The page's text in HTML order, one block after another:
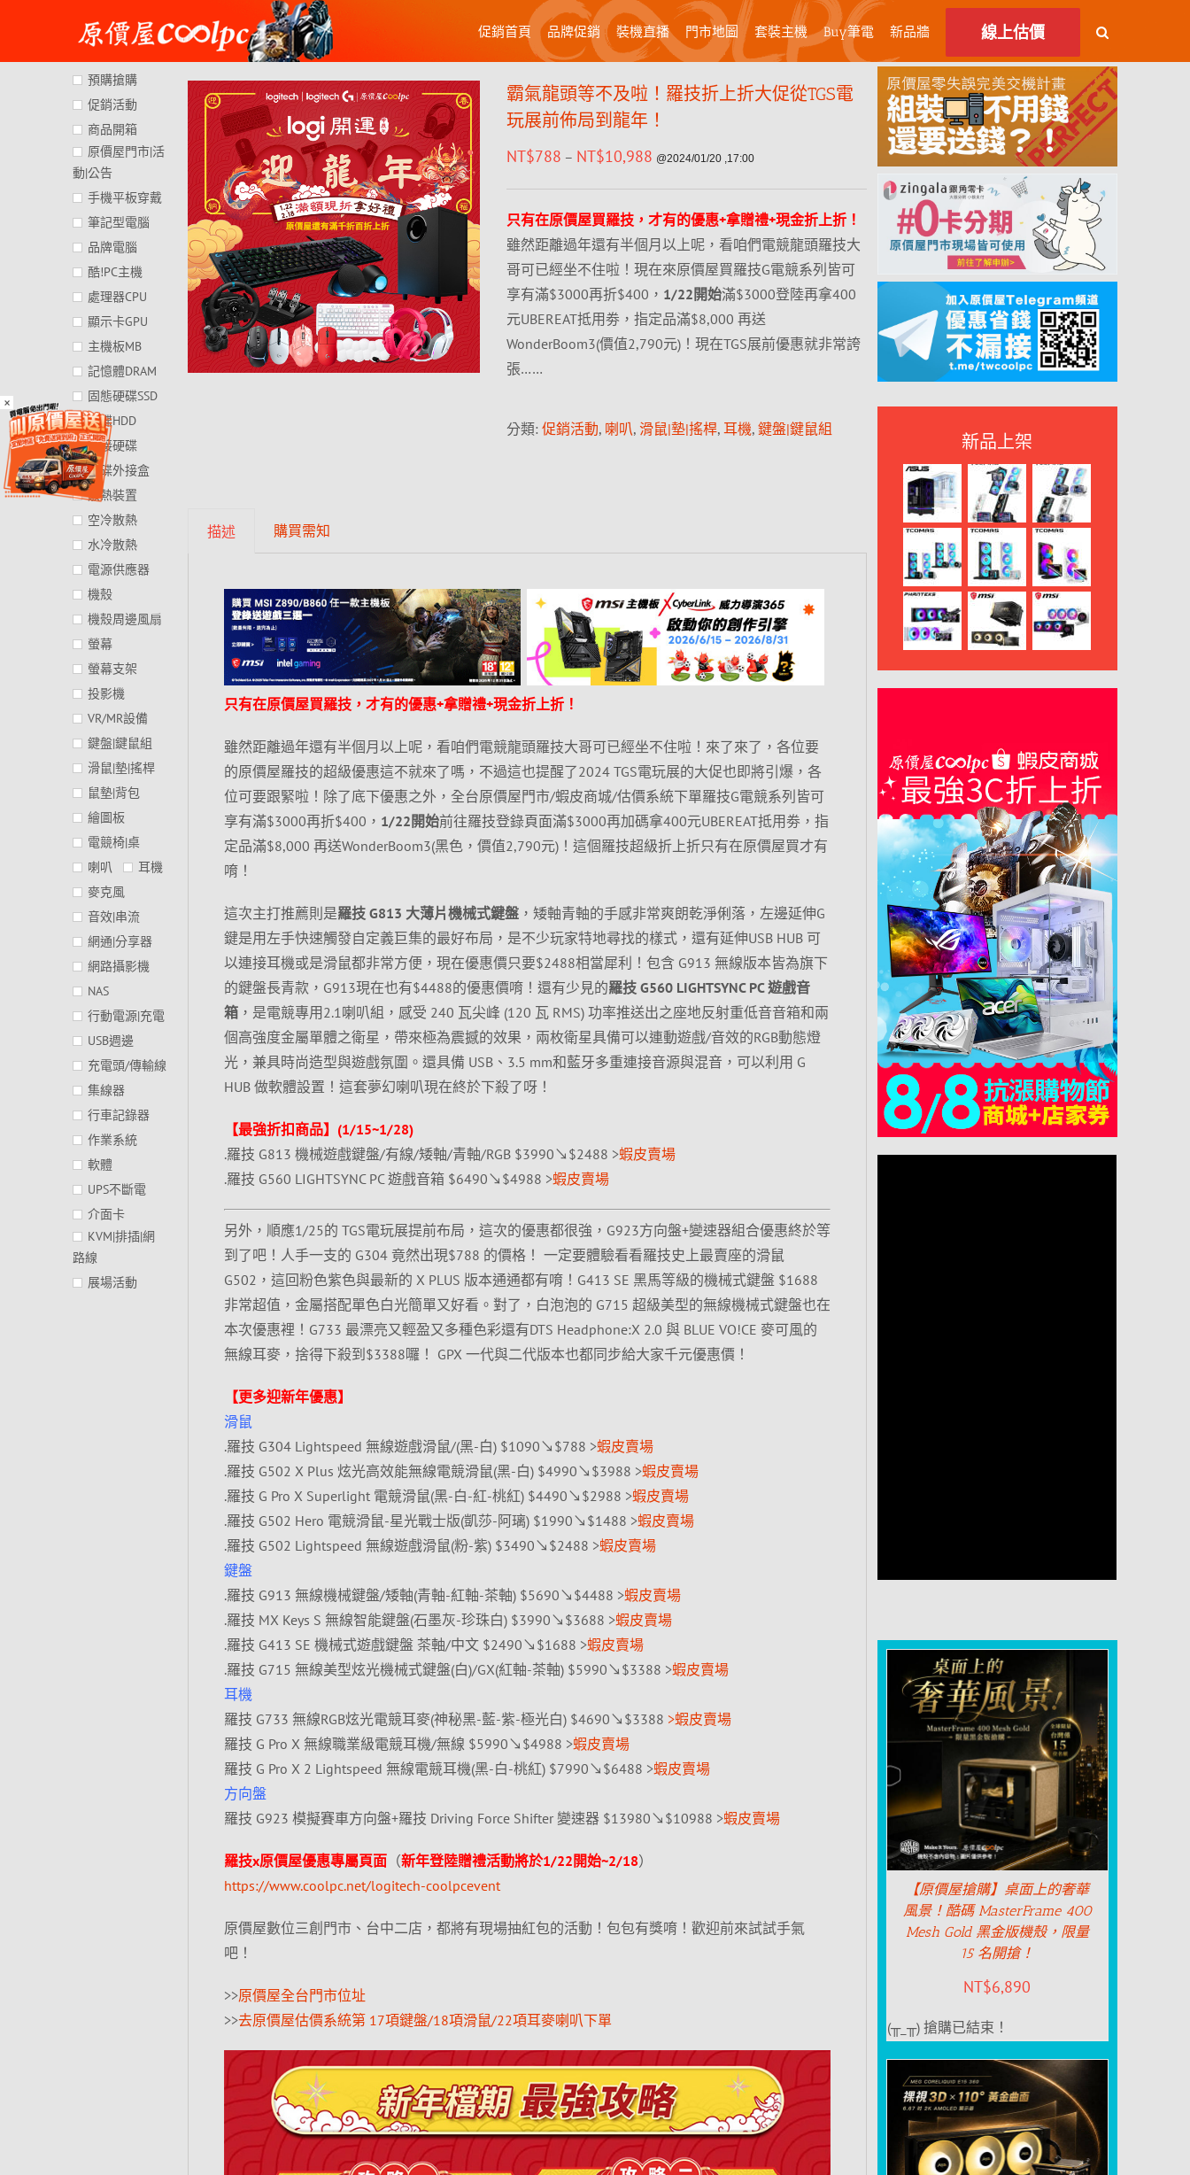
×
content
促銷首頁 品牌促銷 裝機直播 門市地圖 套裝主機 Buy筆電 新品牆 線上估價
霸氣龍頭等不及啦！羅技折上折大促從TGS電
玩展前佈局到龍年！
NT$788 – NT$10,988 @2024/01/20 ,17:00
只有在原價屋買羅技，才有的優惠+拿贈禮+現金折上折！
雖然距離過年還有半個月以上呢，看咱們電競龍頭羅技大
哥可已經坐不住啦！現在來原價屋買羅技G電競系列皆可
享有滿$3000再折$400， 1/22開始滿$3000登陸再拿400
元UBEREAT抵用劵，指定品滿$8,000 再送
WonderBoom3(價值2,790元)！現在TGS展前優惠就非常誇
張……
分類: 促銷活動, 喇叭, 滑鼠|墊|搖桿, 耳機, 鍵盤|鍵鼠組
描述 購買需知
只有在原價屋買羅技，才有的優惠+拿贈禮+現金折上折！
雖然距離過年還有半個月以上呢，看咱們電競龍頭羅技大哥可已經坐不住啦！來了來了，各位要
的原價屋羅技的超級優惠這不就來了嗎，不過這也提醒了2024 TGS電玩展的大促也即將引爆，各
位可要跟緊啦！除了底下優惠之外，全台原價屋門市/蝦皮商城/估價系統下單羅技G電競系列皆可
享有滿$3000再折$400， 1/22開始前往羅技登錄頁面滿$3000再加碼拿400元UBEREAT抵用劵，指
定品滿$8,000 再送WonderBoom3(黑色，價值2,790元)！這個羅技超級折上折只有在原價屋買才有
唷！
這次主打推薦則是羅技 G813 大薄片機械式鍵盤，矮軸青軸的手感非常爽朗乾淨俐落，左邊延伸G
鍵是用左手快速觸發自定義巨集的最好布局，是不少玩家特地尋找的樣式，還有延伸USB HUB 可
以連接耳機或是滑鼠都非常方便，現在優惠價只要$2488相當犀利！包含 G913 無線版本皆為旗下
的鍵盤長青款，G913現在也有$4488的優惠價唷！還有少見的羅技 G560 LIGHTSYNC PC 遊戲音
箱，是電競專用2.1喇叭組，感受 240 瓦尖峰 (120 瓦 RMS) 功率推送出之座地反射重低音音箱和兩
個高強度金屬單體之衛星，帶來極為震撼的效果，兩枚衛星具備可以連動遊戲/音效的RGB動態燈
光，兼具時尚造型與遊戲氛圍。還具備 USB、3.5 mm和藍牙多重連接音源與混音，可以利用 G
HUB 做軟體設置！這套夢幻喇叭現在終於下殺了呀！
【最強折扣商品】(1/15~1/28)
.羅技 G813 機械遊戲鍵盤/有線/矮軸/青軸/RGB $3990↘$2488 >蝦皮賣場
.羅技 G560 LIGHTSYNC PC 遊戲音箱 $6490↘$4988 >蝦皮賣場
另外，順應1/25的 TGS電玩展提前布局，這次的優惠都很強，G923方向盤+變速器組合優惠終於等
到了吧！人手一支的 G304 竟然出現$788 的價格！ 一定要體驗看看羅技史上最賣座的滑鼠
G502，這回粉色紫色與最新的 X PLUS 版本通通都有唷！G413 SE 黑馬等級的機械式鍵盤 $1688
非常超值，金屬搭配單色白光簡單又好看。對了，白泡泡的 G715 超級美型的無線機械式鍵盤也在
本次優惠裡！G733 最漂亮又輕盈又多種色彩還有DTS Headphone:X 2.0 與 BLUE VO!CE 麥可風的
無線耳麥，捨得下殺到$3388囉！ GPX 一代與二代版本也都同步給大家千元優惠價！
【更多迎新年優惠】
滑鼠
.羅技 G304 Lightspeed 無線遊戲滑鼠/(黑-白) $1090↘$788 >蝦皮賣場
.羅技 G502 X Plus 炫光高效能無線電競滑鼠(黑-白) $4990↘$3988 >蝦皮賣場
.羅技 G Pro X Superlight 電競滑鼠(黑-白-紅-桃紅) $4490↘$2988 >蝦皮賣場
.羅技 G502 Hero 電競滑鼠-星光戰士版(凱莎-阿璃) $1990↘$1488 >蝦皮賣場
.羅技 G502 Lightspeed 無線遊戲滑鼠(粉-紫) $3490↘$2488 >蝦皮賣場
鍵盤
.羅技 G913 無線機械鍵盤/矮軸(青軸-紅軸-茶軸) $5690↘$4488 >蝦皮賣場
.羅技 MX Keys S 無線智能鍵盤(石墨灰-珍珠白) $3990↘$3688 >蝦皮賣場
.羅技 G413 SE 機械式遊戲鍵盤 茶軸/中文 $2490↘$1688 >蝦皮賣場
.羅技 G715 無線美型炫光機械式鍵盤(白)/GX(紅軸-茶軸) $5990↘$3388 >蝦皮賣場
耳機
羅技 G733 無線RGB炫光電競耳麥(神秘黑-藍-紫-極光白) $4690↘$3388 >蝦皮賣場
羅技 G Pro X 無線職業級電競耳機/無線 $5990↘$4988 >蝦皮賣場
羅技 G Pro X 2 Lightspeed 無線電競耳機(黑-白-桃紅) $7990↘$6488 >蝦皮賣場
方向盤
羅技 G923 模擬賽車方向盤+羅技 Driving Force Shifter 變速器 $13980↘$10988 >蝦皮賣場
羅技x原價屋優惠專屬頁面（新年登陸贈禮活動將於1/22開始~2/18）
https://www.coolpc.net/logitech-coolpcevent
原價屋數位三創門市、台中二店，都將有現場抽紅包的活動！包包有獎唷！歡迎前來試試手氣
吧！
>>原價屋全台門市位址
>>去原價屋估價系統第 17項鍵盤/18項滑鼠/22項耳麥喇叭下單
預購搶購
促銷活動
商品開箱
原價屋門市|活
動|公告
手機平板穿戴
筆記型電腦
品牌電腦
酷!PC主機
處理器CPU
顯示卡GPU
主機板MB
記憶體DRAM
固態硬碟SSD
硬碟HDD
外接硬碟
硬碟外接盒
散熱裝置
空冷散熱
水冷散熱
電源供應器
機殼
機殼周邊風扇
螢幕
螢幕支架
投影機
VR/MR設備
鍵盤|鍵鼠組
滑鼠|墊|搖桿
鼠墊|背包
繪圖板
電競椅|桌
喇叭
耳機
麥克風
音效|串流
網通|分享器
網路攝影機
NAS
行動電源|充電
USB週邊
充電頭/傳輸線
集線器
行車記錄器
作業系統
軟體
UPS不斷電
介面卡
KVM|排插|網
路線
展場活動
新品上架
【原價屋搶購】桌面上的奢華
風景！酷碼 MasterFrame 400
Mesh Gold 黑金版機殼，限量
15 名開搶！
NT$6,890
(╥_╥) 搶購已結束！